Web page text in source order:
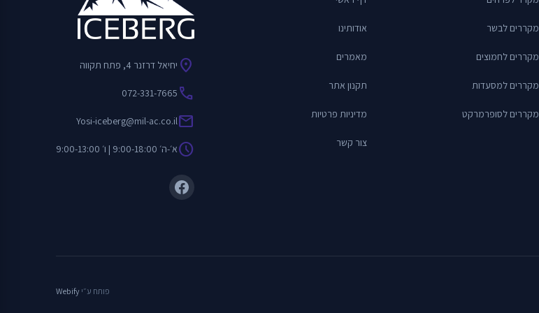
מקררים לבשר
מקררים לחמוצים
מקררים למסעדות
מקררים לסופרמרקט
אודותינו
מאמרים
תקנון אתר
מדיניות פרטיות
צור קשר
location_on יחיאל דרזנר 4, פתח תקווה
call
072-331-7665
mail
Yosi-iceberg@mil-ac.co.il
scheduleא׳-ה׳ 9:00-18:00 | ו׳ 9:00-13:00
פותח ע״י Webify